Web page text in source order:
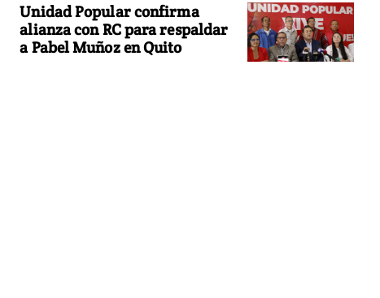
Unidad Popular confirma
alianza con RC para respaldar
a Pabel Muñoz en Quito